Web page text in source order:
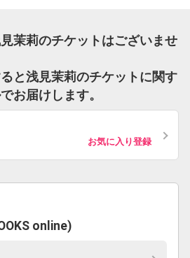
茉莉のチケットはございませ
と浅見茉莉のチケットに関す
お届けします。
お気に入り登録
online)